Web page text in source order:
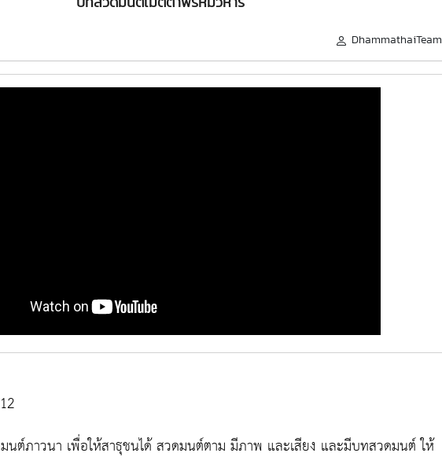
DhammathaiTeam
ต์ภาวนา เพื่อให้สาธุชนได้ สวดมนต์ตาม มีภาพ และเสียง และมีบทสวดมนต์ ให้